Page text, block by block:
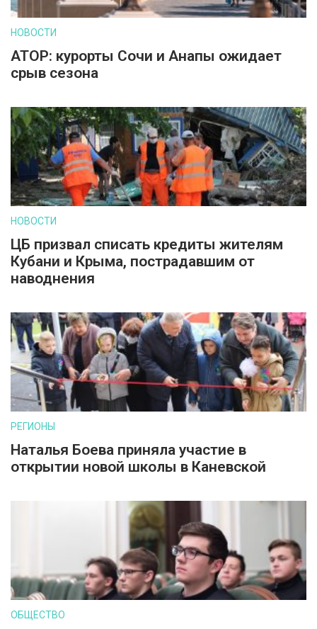
НОВОСТИ
АТОР: курорты Сочи и Анапы ожидает
срыв сезона
НОВОСТИ
ЦБ призвал списать кредиты жителям
Кубани и Крыма, пострадавшим от
наводнения
РЕГИОНЫ
Наталья Боева приняла участие в
открытии новой школы в Каневской
ОБЩЕСТВО